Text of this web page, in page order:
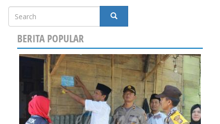
Search
SEARCH
BERITA POPULAR